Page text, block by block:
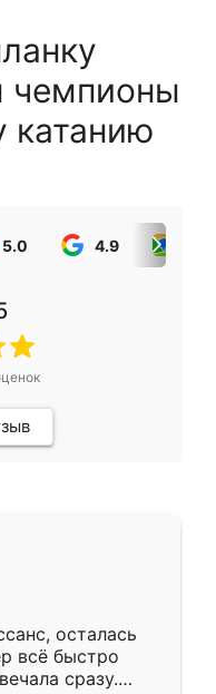
чемпионы
катанию
5.0 4.9
осталась
всё быстро
сразу.